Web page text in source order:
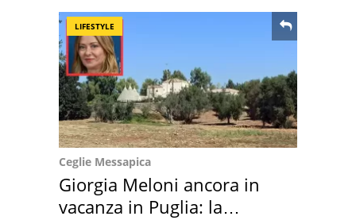
LIFESTYLE
Ceglie Messapica
Giorgia Meloni ancora in
vacanza in Puglia: la